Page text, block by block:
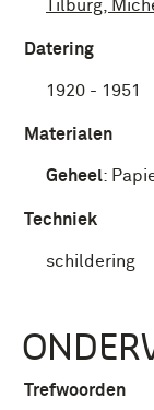
Tilburg,
Datering
1920 - 1951
Materialen
Geheel:
Techniek
schildering
Trefwoorden